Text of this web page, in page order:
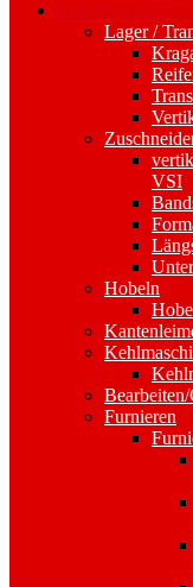
Lager /
VSI
Hobeln
Furnieren